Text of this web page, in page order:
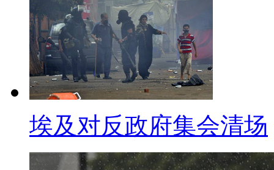
【解说】共同社分析称，安
殁者表达敬意的立场不变。此
的靖国神社的中韩两国，决定
本身就会发展为外交问题”。他
表达敬意的心情将继续保持下去
就靖国神社问题，中国外交
军国主义的对外侵略扩张和殖
埃及对反政府集会清场